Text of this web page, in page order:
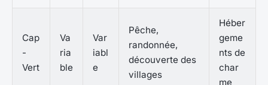
Cap
-
Vert
Va
ria
ble
Var
iabl
e
Pêche,
randonnée,
découverte des
villages
Héber
geme
nts de
char
me